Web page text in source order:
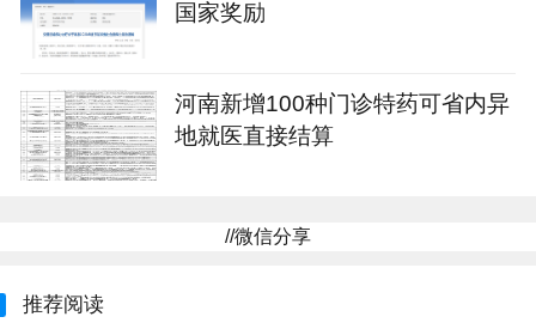
国家奖励
河南新增100种门诊特药可省内异
地就医直接结算
//微信分享
推荐阅读